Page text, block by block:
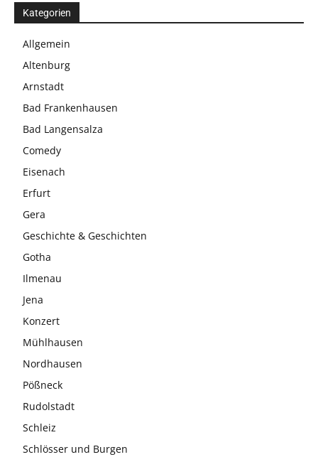
Kategorien
Allgemein
Altenburg
Arnstadt
Bad Frankenhausen
Bad Langensalza
Comedy
Eisenach
Erfurt
Gera
Geschichte & Geschichten
Gotha
Ilmenau
Jena
Konzert
Mühlhausen
Nordhausen
Pößneck
Rudolstadt
Schleiz
Schlösser und Burgen